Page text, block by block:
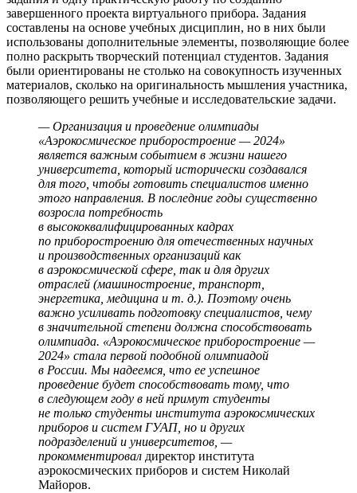
завершенного проекта виртуального прибора. Задания
составлены на основе учебных дисциплин, но в них были
использованы дополнительные элементы, позволяющие более
полно раскрыть творческий потенциал студентов. Задания
были ориентированы не столько на совокупность изученных
материалов, сколько на оригинальность мышления участника,
позволяющего решить учебные и исследовательские задачи.
— Организация и проведение олимпиады
«Аэрокосмическое приборостроение — 2024»
является важным событием в жизни нашего
университета, который исторически создавался
для того, чтобы готовить специалистов именно
этого направления. В последние годы существенно
возросла потребность
в высококвалифицированных кадрах
по приборостроению для отечественных научных
и производственных организаций как
в аэрокосмической сфере, так и для других
отраслей (машиностроение, транспорт,
энергетика, медицина и т. д.). Поэтому очень
важно усиливать подготовку специалистов, чему
в значительной степени должна способствовать
олимпиада. «Аэрокосмическое приборостроение —
2024» стала первой подобной олимпиадой
в России. Мы надеемся, что ее успешное
проведение будет способствовать тому, что
в следующем году в ней примут студенты
не только студенты института аэрокосмических
приборов и систем ГУАП, но и других
подразделений и университетов, —
прокомментировал директор института
аэрокосмических приборов и систем Николай
Майоров.